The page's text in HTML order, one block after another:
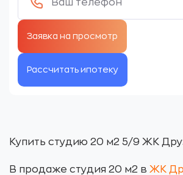
Рассчитать ипотеку
Купить студию 20 м2 5/9 ЖК
В продаже студия 20 м2 в ЖК